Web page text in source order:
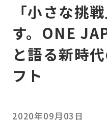
「小さな挑
す。ONE
と語る新時
フト
2020年09月03日